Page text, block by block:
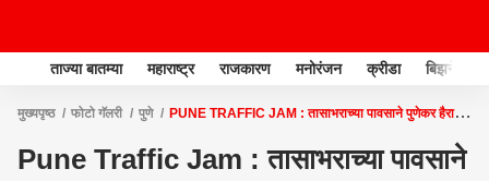
ताज्या बातम्या महाराष्ट्र राजकारण मनोरंजन क्रीडा बिझनेस
मुख्यपृष्ठ फोटो गॅलरी पुणे
PUNE TRAFFIC JAM : तासाभराच्या पावसाने पुणेकर हैराण;
Pune Traffic Jam : तासाभराच्या पावसाने